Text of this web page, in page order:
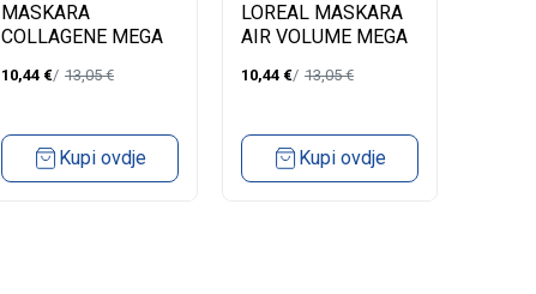
MASKARA
COLLAGENE MEGA
10,44 € 13,05€
Kupi ovdje
LOREAL MASKARA
AIR VOLUME MEGA
10,44 € 13,05€
Kupi ovdje